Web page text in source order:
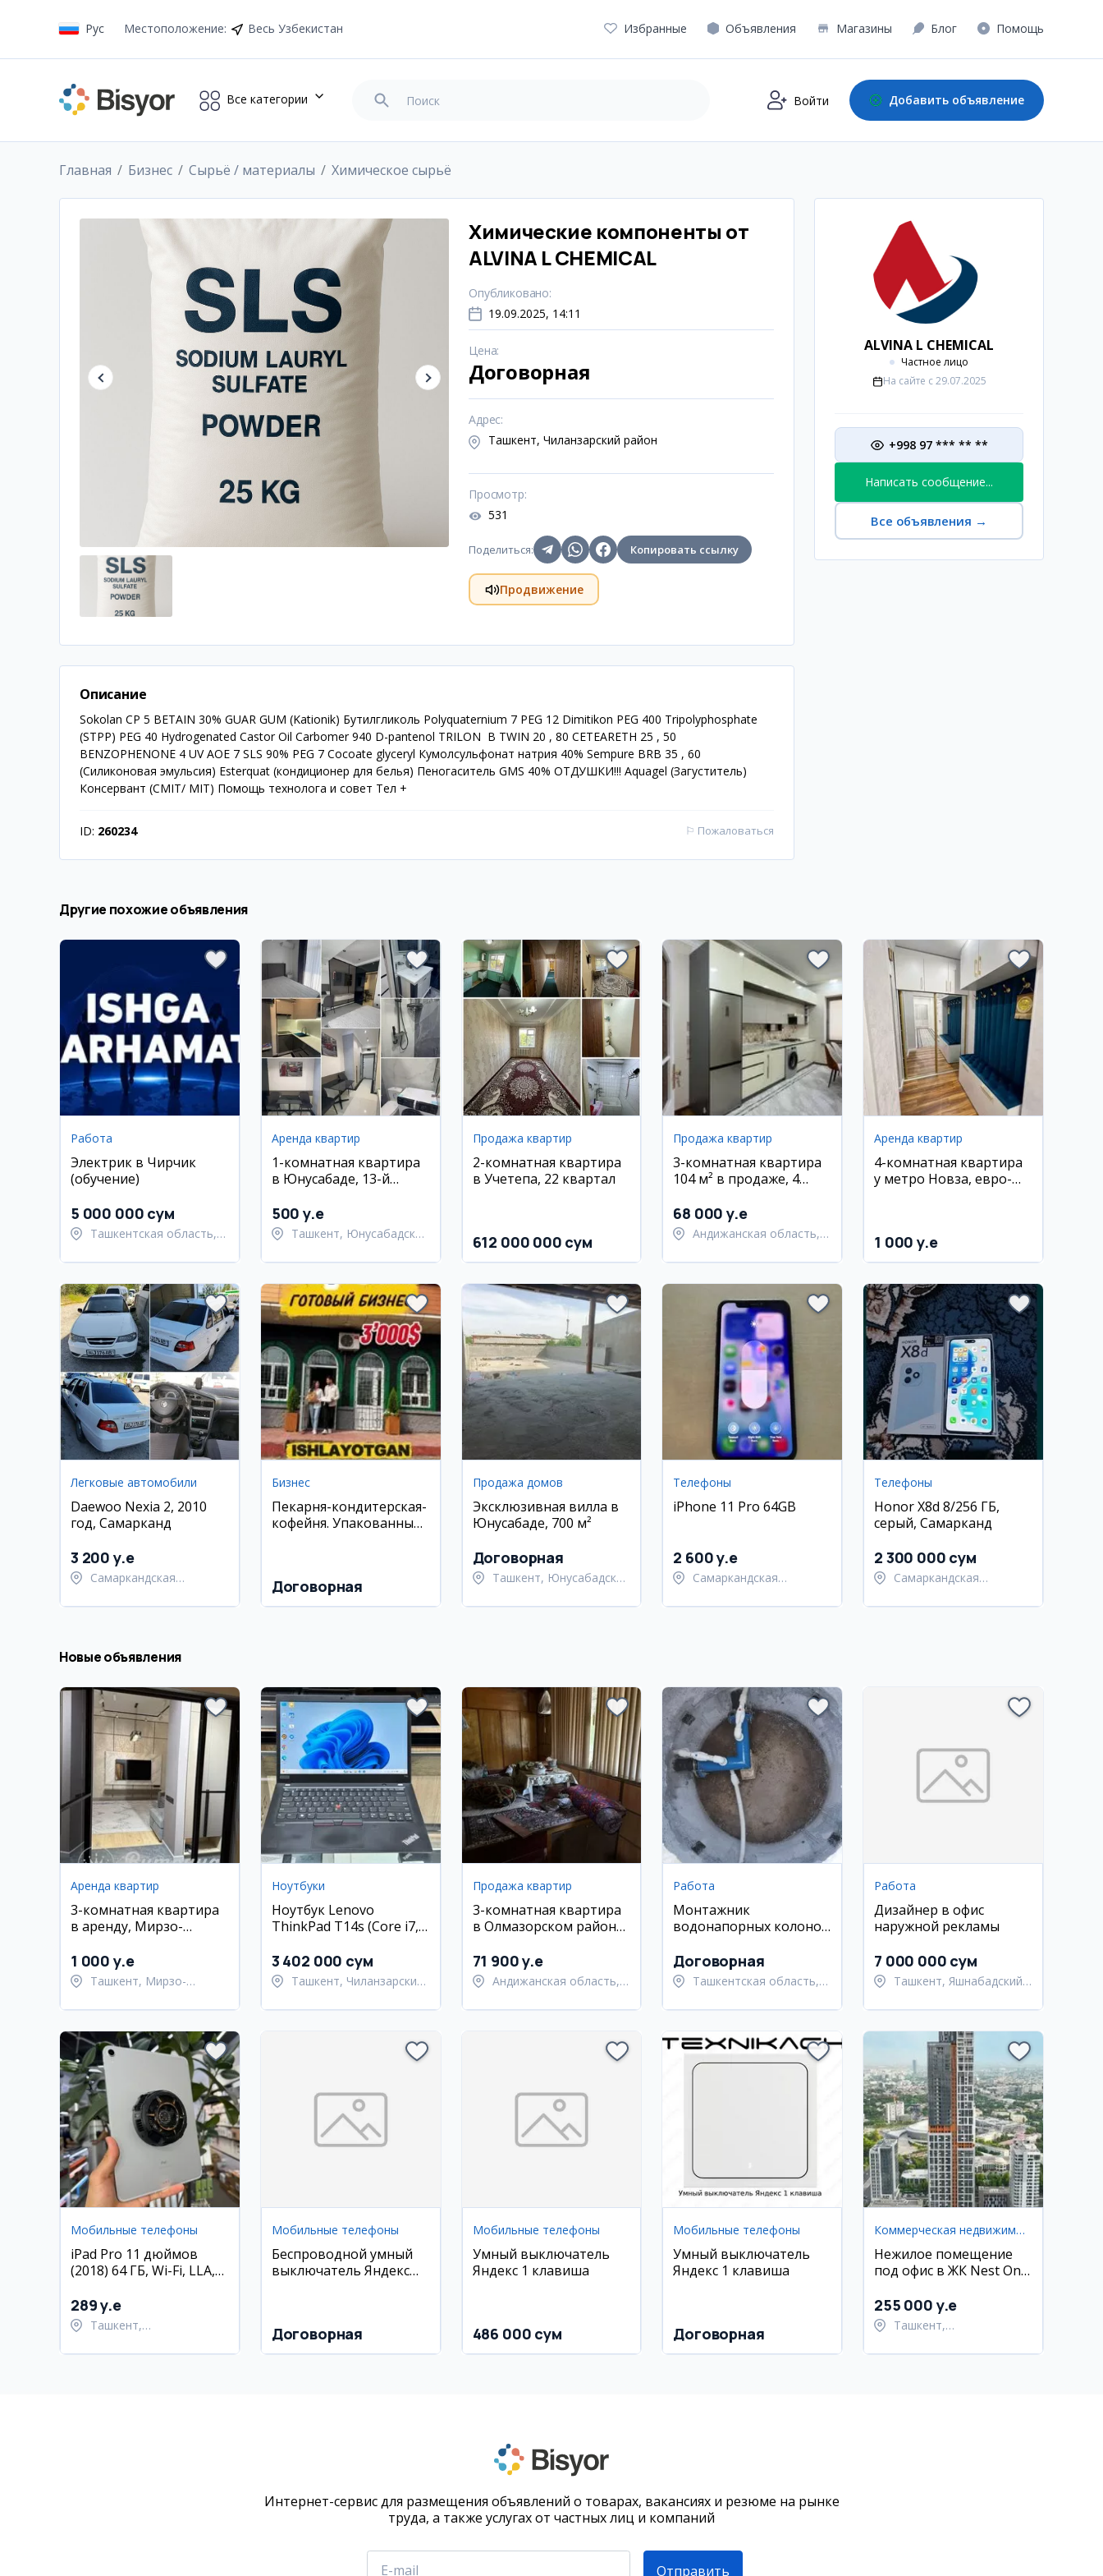
Рус Местоположение: Весь Узбекистан Избранные Объявления Магазины Блог Помощь
Все категории Войти Добавить объявление
Главная Бизнес Сырьё / материалы Химическое сырьё
Химические компоненты от
ALVINA L CHEMICAL
Опубликовано:
19.09.2025, 14:11
Цена:
Договорная
Адрес:
Ташкент, Чиланзарский район
Просмотр:
531
Поделиться: Копировать ссылку
Продвижение
Описание
Sokolan CP 5 BETAIN 30% GUAR GUM (Kationik) Бутилгликоль Polyquaternium 7 PEG 12 Dimitikon PEG 400 Tripolyphosphate
(STPP) PEG 40 Hydrogenated Castor Oil Carbomer 940 D-pantenol TRILON B TWIN 20 , 80 CETEARETH 25 , 50
BENZOPHENONE 4 UV AOE 7 SLS 90% PEG 7 Cocoate glyceryl Кумолсульфонат натрия 40% Sempure BRB 35 , 60
(Силиконовая эмульсия) Esterquat (кондиционер для белья) Пеногаситель GMS 40% ОТДУШКИ!!! Aquagel (Загуститель)
Консервант (CMIT/ MIT) Помощь технолога и совет Тел +
ID: 260234 ⚐ Пожаловаться
ALVINA L CHEMICAL
Частное лицо
На сайте с 29.07.2025
+998 97 *** ** **
Написать сообщение...
Все объявления →
Другие похожие объявления
Работа
Электрик в Чирчик
(обучение)
5 000 000 сум
Ташкентская область,
Аренда квартир
1-комнатная квартира
в Юнусабаде, 13-й
500 y.e
Ташкент, Юнусабадский
Продажа квартир
2-комнатная квартира
в Учетепа, 22 квартал
612 000 000 сум
Продажа квартир
3-комнатная квартира
104 м² в продаже, 4
68 000 y.e
Андижанская область,
Аренда квартир
4-комнатная квартира
у метро Новза, евро-
1 000 y.e
Легковые автомобили
Daewoo Nexia 2, 2010
год, Самарканд
3 200 y.e
Самаркандская
Самаркандский район
Бизнес
Пекарня-кондитерская-
кофейня. Упакованный
Договорная
Продажа домов
Эксклюзивная вилла в
Юнусабаде, 700 м²
Договорная
Ташкент, Юнусабадский
Телефоны
iPhone 11 Pro 64GB
2 600 y.e
Самаркандская
Самаркандский район
Телефоны
Honor X8d 8/256 ГБ,
серый, Самарканд
2 300 000 сум
Самаркандская
Самаркандский район
Новые объявления
Аренда квартир
3-комнатная квартира
в аренду, Мирзо-
Ташкент
1 000 y.e
Ташкент, Мирзо-
Ноутбуки
Ноутбук Lenovo
ThinkPad T14s (Core i7,
сенсорный экран)
3 402 000 сум
Ташкент, Чиланзарский
Продажа квартир
3-комнатная квартира
в Олмазорском районе,
71 900 y.e
Андижанская область,
Работа
Монтажник
водонапорных колонок
Договорная
Ташкентская область,
Работа
Дизайнер в офис
наружной рекламы
7 000 000 сум
Ташкент, Яшнабадский
Мобильные телефоны
iPad Pro 11 дюймов
(2018) 64 ГБ, Wi-Fi, LLA,
289 y.e
Ташкент,
Мобильные телефоны
Беспроводной умный
выключатель Яндекс
Договорная
Мобильные телефоны
Умный выключатель
Яндекс 1 клавиша
486 000 сум
Мобильные телефоны
Умный выключатель
Яндекс 1 клавиша
Договорная
Коммерческая недвижимость
Нежилое помещение
под офис в ЖК Nest One
56 кв.м
255 000 y.e
Ташкент,
Интернет-сервис для размещения объявлений о товарах, вакансиях и резюме на рынке
труда, а также услугах от частных лиц и компаний
Отправить